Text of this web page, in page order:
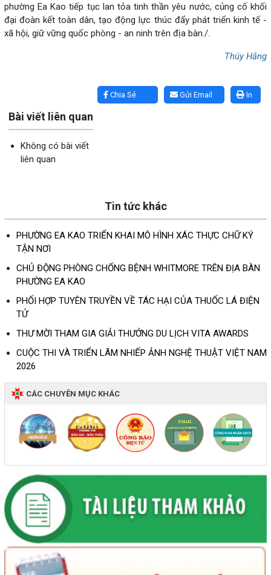
phường Ea Kao tiếp tục lan tỏa tinh thần yêu nước, củng cố khối
đại đoàn kết toàn dân, tạo động lực thúc đẩy phát triển kinh tế -
xã hội, giữ vững quốc phòng - an ninh trên địa bàn./.
Thúy Hằng
In
Gửi Email
Chia Sẻ
Bài viết liên quan
Không có bài viết
liên quan
Tin tức khác
PHƯỜNG EA KAO TRIỂN KHAI MÔ HÌNH XÁC THỰC CHỮ KÝ
TẬN NƠI
CHỦ ĐỘNG PHÒNG CHỐNG BỆNH WHITMORE TRÊN ĐỊA BÀN
PHƯỜNG EA KAO
PHỐI HỢP TUYÊN TRUYỀN VỀ TÁC HẠI CỦA THUỐC LÁ ĐIỆN
TỬ
THƯ MỜI THAM GIA GIẢI THƯỞNG DU LỊCH VITA AWARDS
CUỘC THI VÀ TRIỂN LÃM NHIẾP ẢNH NGHỆ THUẬT VIỆT NAM
2026
CÁC CHUYÊN MỤC KHÁC